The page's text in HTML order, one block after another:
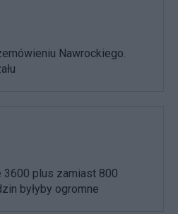
Nawrockiego.
3600 plus zamiast 800
byłyby ogromne